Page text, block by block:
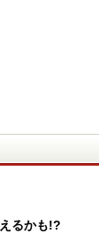
るかも!?